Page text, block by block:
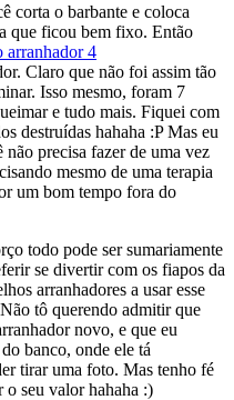
corta o barbante e coloca
que ficou bem fixo. Então
Claro que não foi assim tão
Isso mesmo, foram 7
e tudo mais. Fiquei com
destruídas hahaha :P Mas eu
precisa fazer de uma vez
mesmo de uma terapia
um bom tempo fora do
todo pode ser sumariamente
se divertir com os fiapos da
arranhadores a usar esse
tô querendo admitir que
novo, e que eu
banco, onde ele tá
tirar uma foto. Mas tenho fé
o seu valor hahaha :)